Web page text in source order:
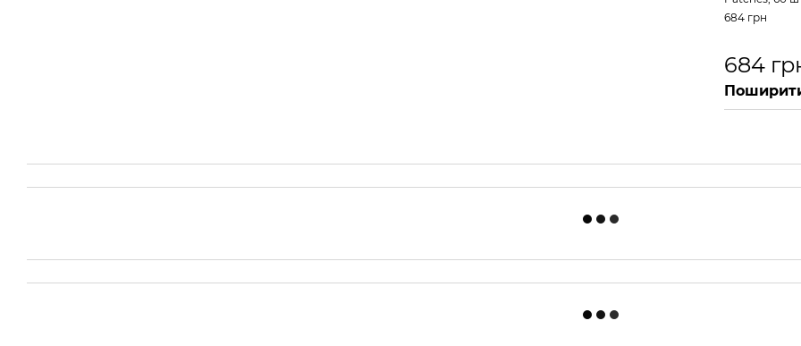
684 грн
684